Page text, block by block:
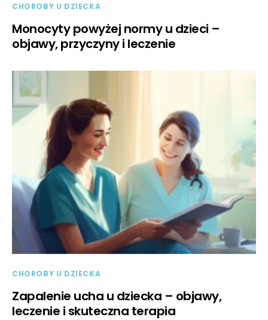
CHOROBY U DZIECKA
Monocyty powyżej normy u dzieci –
objawy, przyczyny i leczenie
CHOROBY U DZIECKA
Zapalenie ucha u dziecka – objawy,
leczenie i skuteczna terapia